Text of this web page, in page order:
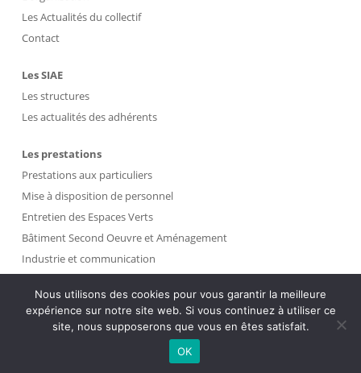
Les Actualités du collectif
Contact
Les SIAE
Les structures
Les actualités des adhérents
Les prestations
Prestations aux particuliers
Mise à disposition de personnel
Entretien des Espaces Verts
Bâtiment Second Oeuvre et Aménagement
Industrie et communication
Intranet
Nous utilisons des cookies pour vous garantir la meilleure
expérience sur notre site web. Si vous continuez à utiliser ce
site, nous supposerons que vous en êtes satisfait.
OK